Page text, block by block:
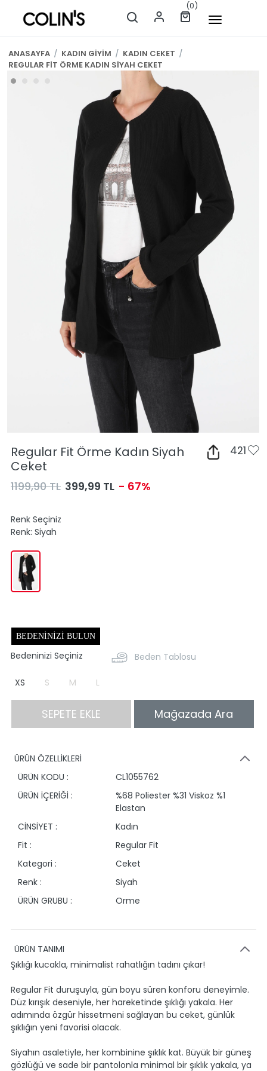
(0)
ANASAYFA / KADIN GİYİM / KADIN CEKET /
REGULAR FİT ÖRME KADIN SİYAH CEKET
Regular Fit Örme Kadın Siyah
Ceket
421
1199,90 TL 399,99 TL - 67%
Renk Seçiniz
Renk: Siyah
BEDENINIZI BULUN
Bedeninizi Seçiniz Beden Tablosu
XS S M L
SEPETE EKLE Mağazada Ara
ÜRÜN ÖZELLİKLERİ
ÜRÜN KODU :
CL1055762
ÜRÜN İÇERİĞİ :
%68 Poliester %31 Viskoz %1
Elastan
CİNSİYET :
Kadın
Fit :
Regular Fit
Kategori :
Ceket
Renk :
Siyah
ÜRÜN GRUBU :
Orme
ÜRÜN TANIMI
Şıklığı kucakla, minimalist rahatlığın tadını çıkar!
Regular Fit duruşuyla, gün boyu süren konforu deneyimle.
Düz kırışık deseniyle, her hareketinde şıklığı yakala. Her
adımında özgür hissetmeni sağlayan bu ceket, günlük
şıklığın yeni favorisi olacak.
Siyahın asaletiyle, her kombinine şıklık kat. Büyük bir güneş
gözlüğü ve sade bir pantolonla minimal bir şıklık yakala, ya